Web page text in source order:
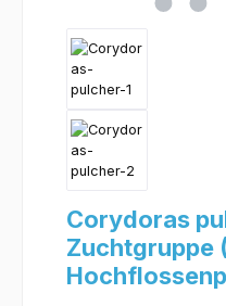
Corydoras
Zuchtgruppe